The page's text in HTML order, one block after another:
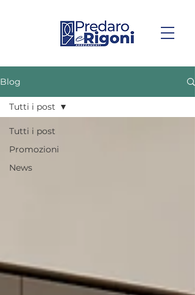
Blog
Tutti i post
Promozioni
News
Tutti i post